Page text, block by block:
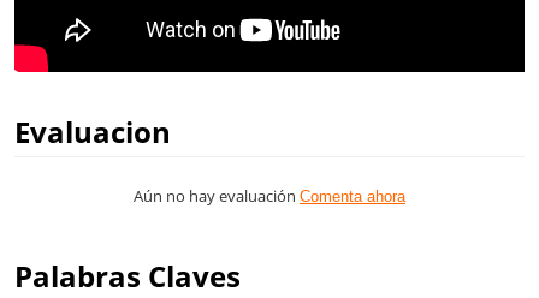
Evaluacion
Aún no hay evaluación Comenta ahora
Palabras Claves